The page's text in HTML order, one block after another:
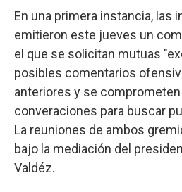
En una primera instancia, las
emitieron este jueves un
el que se solicitan mutuas
posibles comentarios
anteriores y se
converaciones para buscar
La reuniones de ambos
bajo la mediación del
Valdéz.